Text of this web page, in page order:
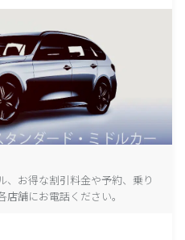
、お得な割引料金や予約、乗り
舗にお電話ください。